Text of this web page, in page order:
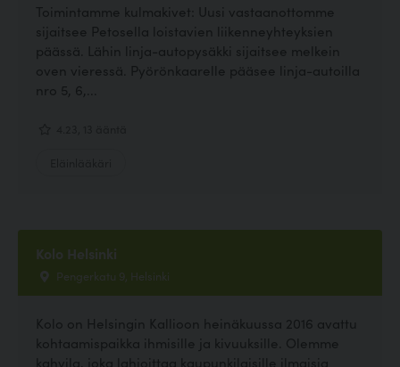
Toimintamme kulmakivet: Uusi vastaanottomme
sijaitsee Petosella loistavien liikenneyhteyksien
päässä. Lähin linja-autopysäkki sijaitsee melkein
oven vieressä. Pyörönkaarelle pääsee linja-autoilla
nro 5, 6,...
Kolo Helsinki
Pengerkatu 9, Helsinki
Kolo on Helsingin Kallioon heinäkuussa 2016 avattu
kohtaamispaikka ihmisille ja kivuuksille. Olemme
kahvila, joka lahjoittaa kaupunkilaisille ilmaisia